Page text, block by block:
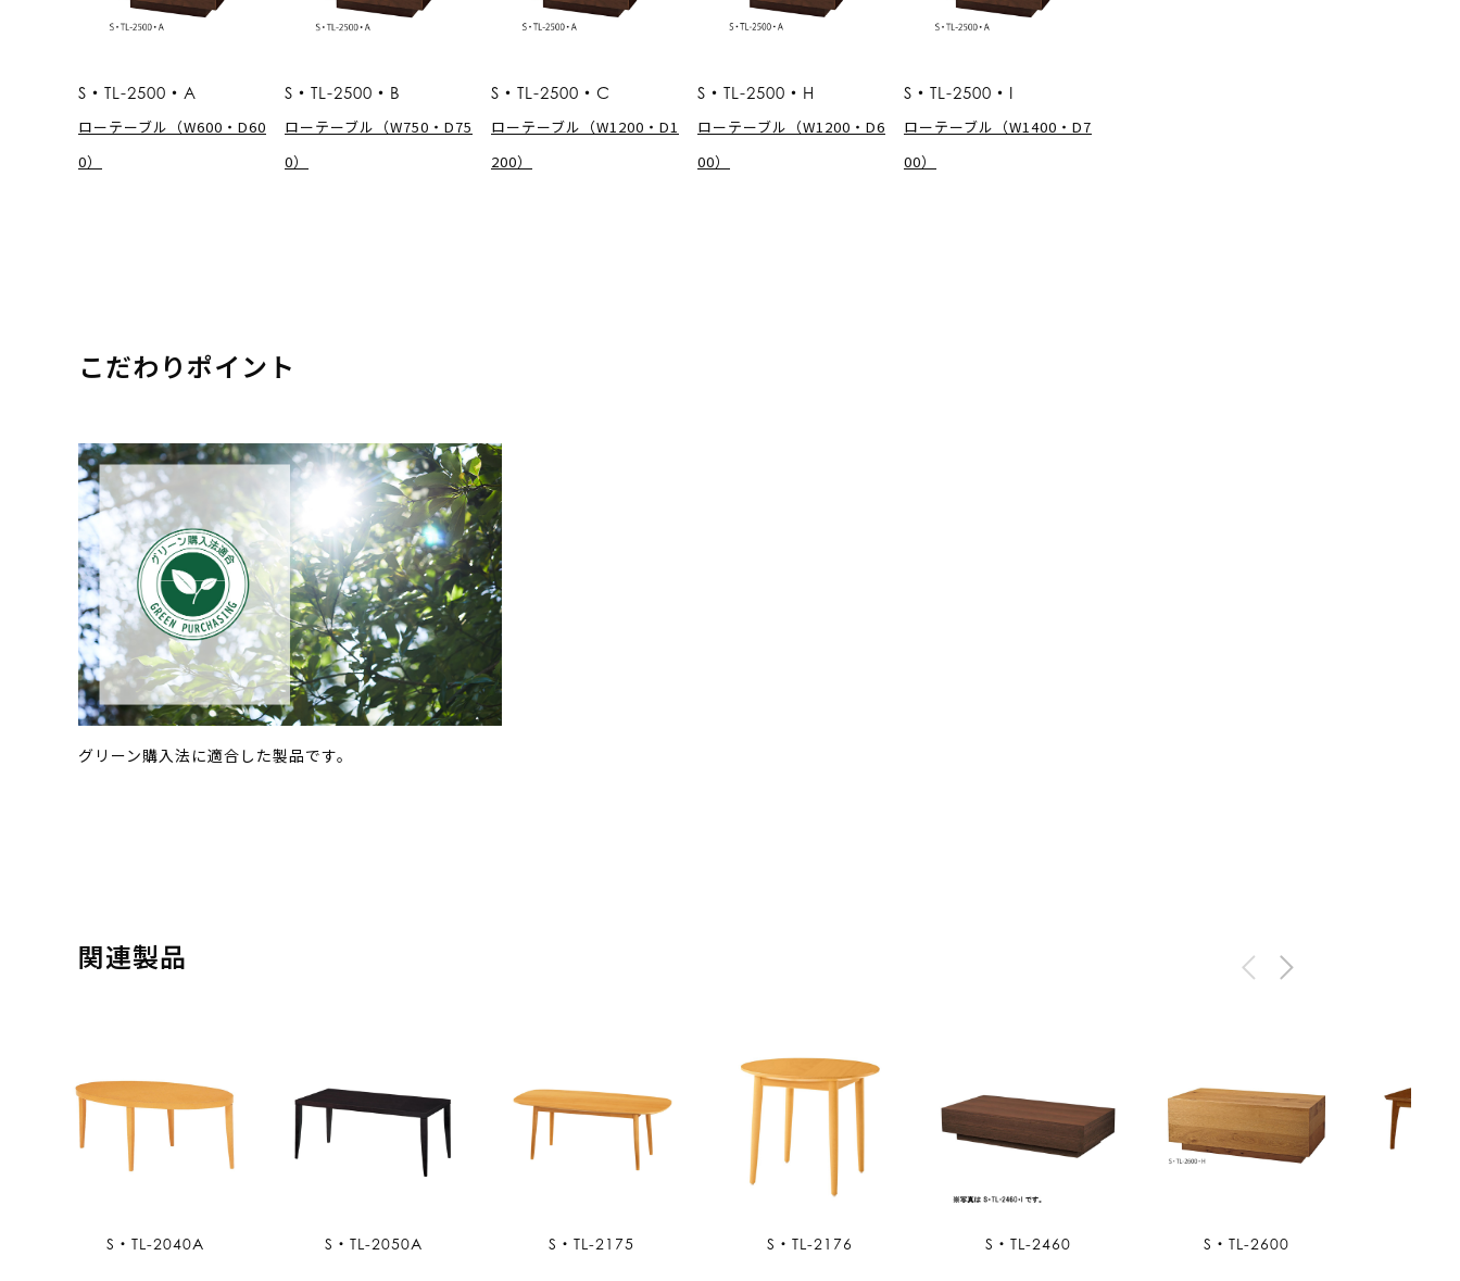
S・TL-2500・A
ローテーブル（W600・D60
0）
S・TL-2500・B
ローテーブル（W750・D75
0）
S・TL-2500・C
ローテーブル（W1200・D1
200）
S・TL-2500・H
ローテーブル（W1200・D6
00）
S・TL-2500・I
ローテーブル（W1400・D7
00）
こだわりポイント
グリーン購入法に適合した製品です。
関連製品
S・TL-2040A S・TL-2050A S・TL-2175 S・TL-2176 S・TL-2460 S・TL-2600